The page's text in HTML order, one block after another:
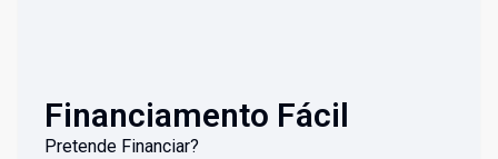
Financiamento Fácil
Pretende Financiar?